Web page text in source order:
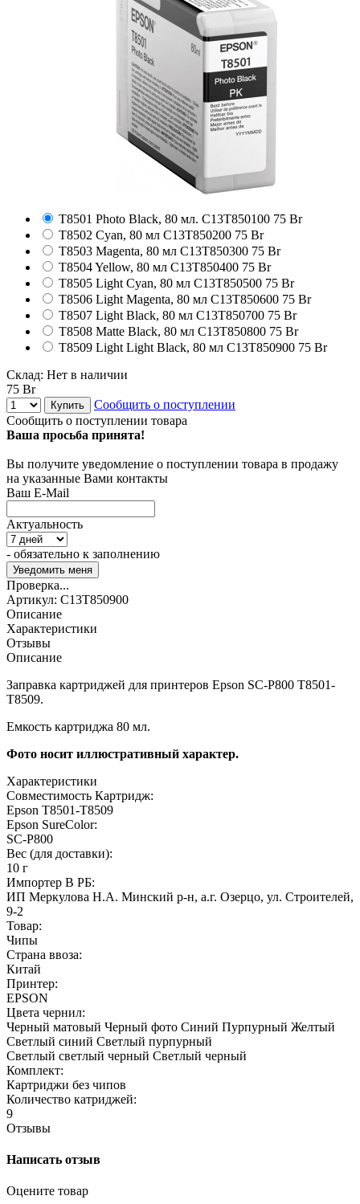
T8501 Photo Black, 80 мл. C13T850100 75 Br
T8502 Cyan, 80 мл C13T850200 75 Br
T8503 Magenta, 80 мл C13T850300 75 Br
T8504 Yellow, 80 мл C13T850400 75 Br
T8505 Light Cyan, 80 мл C13T850500 75 Br
T8506 Light Magenta, 80 мл C13T850600 75 Br
T8507 Light Black, 80 мл C13T850700 75 Br
T8508 Matte Black, 80 мл C13T850800 75 Br
T8509 Light Light Black, 80 мл C13T850900 75 Br
Склад: Нет в наличии
75 Br
Купить
Сообщить о поступлении
Сообщить о поступлении товара
Ваша просьба принята!
Вы получите уведомление о поступлении товара в продажу
на указанные Вами контакты
Ваш E-Mail
Актуальность
- обязательно к заполнению
Проверка...
Артикул: C13T850900
Описание
Характеристики
Отзывы
Описание
Заправка картриджей для принтеров Epson SC-P800 T8501-
T8509.
Емкость картриджа 80 мл.
Фото носит иллюстративный характер.
Характеристики
Совместимость Картридж:
Epson T8501-T8509
Epson SureColor:
SC-P800
Вес (для доставки):
10 г
Импортер В РБ:
ИП Меркулова Н.А. Минский р-н, а.г. Озерцо, ул. Строителей,
9-2
Товар:
Чипы
Страна ввоза:
Китай
Принтер:
EPSON
Цвета чернил:
Черный матовый Черный фото Синий Пурпурный Желтый
Светлый синий Светлый пурпурный
Светлый светлый черный Светлый черный
Комплект:
Картриджи без чипов
Количество катриджей:
9
Отзывы
Написать отзыв
Оцените товар